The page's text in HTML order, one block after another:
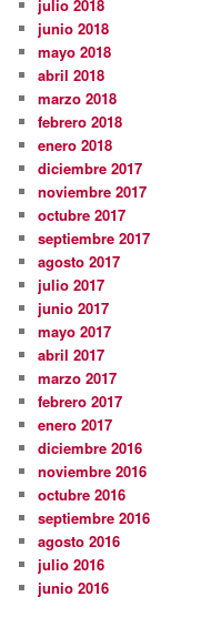
julio 2018
junio 2018
mayo 2018
abril 2018
marzo 2018
febrero 2018
enero 2018
diciembre 2017
noviembre 2017
octubre 2017
septiembre 2017
agosto 2017
julio 2017
junio 2017
mayo 2017
abril 2017
marzo 2017
febrero 2017
enero 2017
diciembre 2016
noviembre 2016
octubre 2016
septiembre 2016
agosto 2016
julio 2016
junio 2016